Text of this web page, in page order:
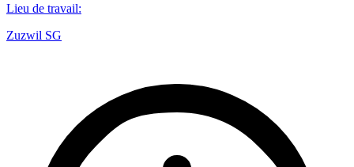
Lieu de travail:
Zuzwil SG